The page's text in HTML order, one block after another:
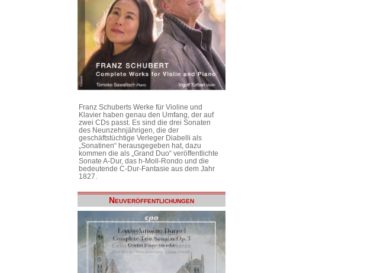
Franz Schuberts Werke für Violine und
Klavier haben genau den Umfang, der auf
zwei CDs passt. Es sind die drei Sonaten
des Neunzehnjährigen, die der
geschäftstüchtige Verleger Diabelli als
„Sonatinen“ herausgegeben hat, dazu
kommen die als „Grand Duo“ veröffentlichte
Sonate A-Dur, das h-Moll-Rondo und die
bedeutende C-Dur-Fantasie aus dem Jahr
1827.
Neuveröffentlichungen